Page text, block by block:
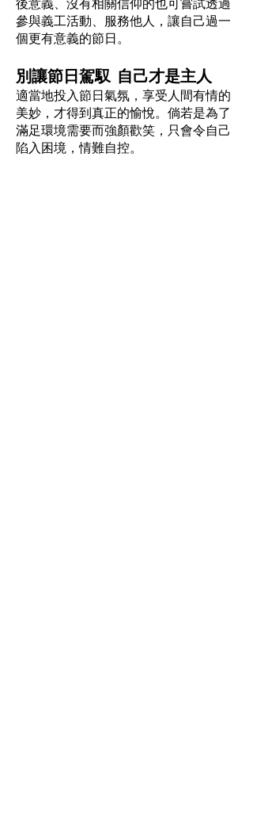
參與義工活動、服務他人，讓自己過一
個更有意義的節日。
別讓節日駕馭 自己才是主人
適當地投入節日氣氛，享受人間有情的
美妙，才得到真正的愉悅。倘若是為了
滿足環境需要而強顏歡笑，只會令自己
陷入困境，情難自控。